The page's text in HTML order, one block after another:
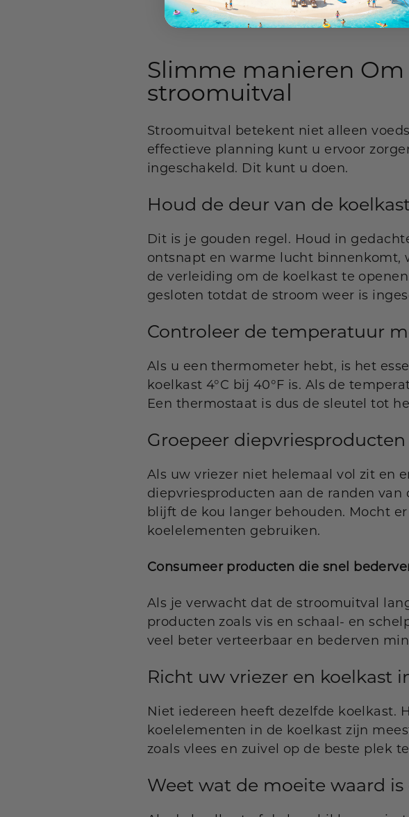
Slimme manieren Om
stroomuitval
Stroomuitval betekent niet alleen
effectieve planning kunt u ervoor
ingeschakeld. Dit kunt u doen.
Houd de deur van de
Dit is je gouden regel. Houd in
ontsnapt en warme lucht binnenkomt,
de verleiding om de koelkast te
gesloten totdat de stroom weer is
Controleer de temperatuur
Als u een thermometer hebt, is het
koelkast 4°C bij 40°F is. Als de
Een thermostaat is dus de sleutel tot
Groepeer
Als uw vriezer niet helemaal vol zit en
diepvriesproducten aan de randen
blijft de kou langer behouden. Mocht
koelelementen gebruiken.
Consumeer producten die snel
Als je verwacht dat de stroomuitval
producten zoals vis en schaal- en
veel beter verteerbaar en bederven
Richt uw vriezer en koelkast
Niet iedereen heeft dezelfde koelkast.
koelelementen in de koelkast zijn
zoals vlees en zuivel op de beste plek
Weet wat de moeite waard